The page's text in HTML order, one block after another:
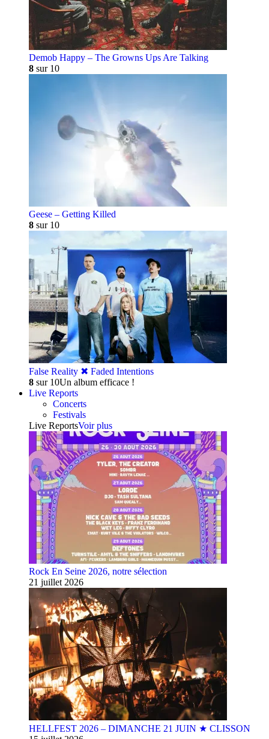
Demob Happy – The Growns Ups Are Talking
8 sur 10
Geese – Getting Killed
8 sur 10
False Reality ✖︎ Faded Intentions
8 sur 10Un album efficace !
Live Reports
Concerts
Festivals
Live ReportsVoir plus
Rock En Seine 2026, notre sélection
21 juillet 2026
HELLFEST 2026 – DIMANCHE 21 JUIN ★ CLISSON